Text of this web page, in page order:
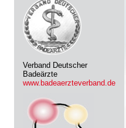
Verband Deutscher
Badeärzte
www.badeaerzteverband.de